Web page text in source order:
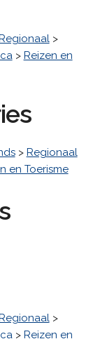
>
> Reizen en
> Regionaal
en Toerisme
>
> Reizen en